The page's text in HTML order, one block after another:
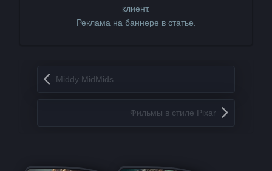
клиент.
Реклама на баннере в статье.
Запись навигация
Middy MidMids
Фильмы в стиле Pixar